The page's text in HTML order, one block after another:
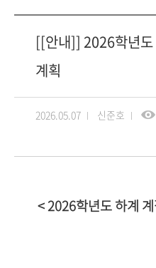
[[안내]] 2026학년도
계획
2026.05.07 신준호
< 2026학년도 하계